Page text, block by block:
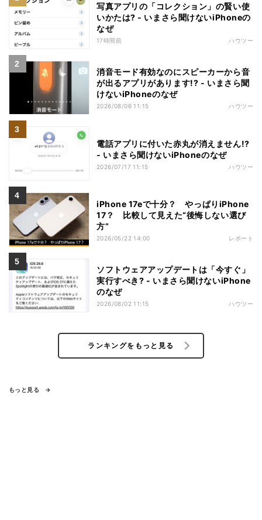
写真アプリの「コレクション」の賢い使
いかたは? - いまさら聞けないiPhoneの
なぜ
17時間前 ハウツー
消音モード有効なのにスピーカーから音
が出るアプリがあります!? - いまさら聞
けないiPhoneのなぜ
2026/08/06 11:15 ハウツー
電話アプリに付いた赤丸が消えません!?
- いまさら聞けないiPhoneのなぜ
2026/07/17 11:15 ハウツー
iPhone 17eで十分？ やっぱりiPhone
17？ 比較して見えた“後悔しない選び
方”
2026/05/22 14:00 レポート
ソフトウェアアップデートは「今すぐ」
実行すべき? - いまさら聞けないiPhone
のなぜ
2026/08/02 11:15 ハウツー
ランキングをもっと見る
もっと見る